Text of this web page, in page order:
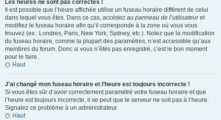
Les heures ne sont pas correctes !
Il est possible que l’heure affichée utilise un fuseau horaire différent de celui
dans lequel vous êtes. Dans ce cas, accédez au panneau de l’utilisateuret
modifiez le fuseau horaire afin qu’il corresponde à la zone où vous vous
trouvez (ex : Londres, Paris, New York, Sydney, etc.). Notez que la modification
du fuseau horaire, comme la plupart des paramètres, n’est accessible qu’aux
membres du forum. Donc si vous n’êtes pas enregistré, c’est le bon moment
pour le faire.
Haut
J’ai changé mon fuseau horaire et l’heure est toujours incorrecte !
Si vous êtes sûr d’avoir correctement paramétré votre fuseau horaire et que
l’heure est toujours incorrecte, il se peut que le serveur ne soit pas à l’heure.
Signalez ce problème à un administrateur.
Haut